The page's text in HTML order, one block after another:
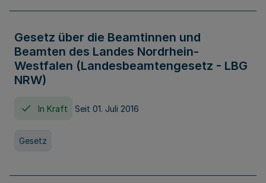
Gesetz über die Beamtinnen und
Beamten des Landes Nordrhein-
Westfalen (Landesbeamtengesetz - LBG
NRW)
In Kraft Seit 01. Juli 2016
Gesetz